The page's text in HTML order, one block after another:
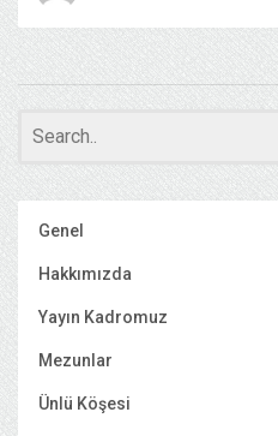
Genel
Hakkımızda
Yayın Kadromuz
Mezunlar
Ünlü Köşesi